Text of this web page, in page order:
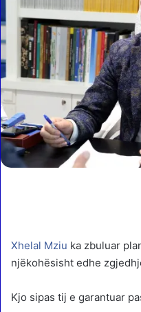
Xhelal Mziu ka zbuluar
njëkohësisht edhe
Kjo sipas tij e garantuar